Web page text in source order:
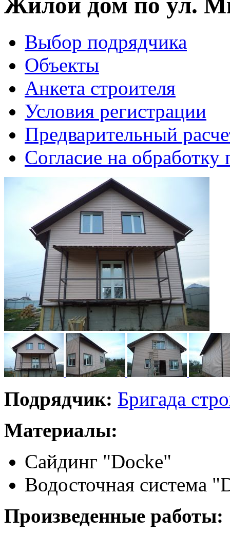
Жилой дом по ул.
Выбор подрядчика
Объекты
Анкета строителя
Условия регистрации
Предварительный
Согласие на
Подрядчик: Бригада
Материалы:
Сайдинг "Docke"
Водосточная система
Произведенные работы: